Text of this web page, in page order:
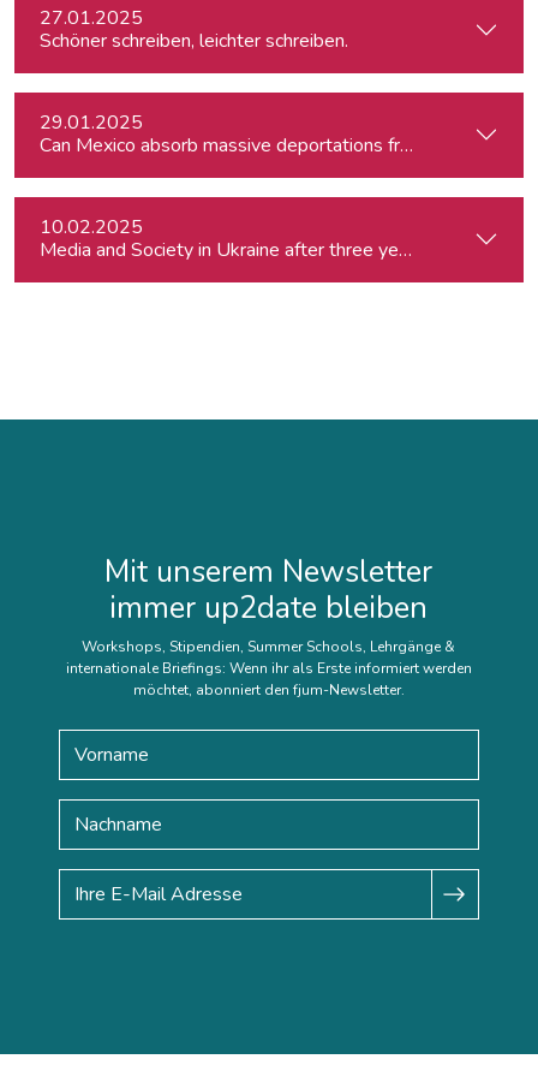
27.01.2025
Schöner schreiben, leichter schreiben.
29.01.2025
Can Mexico absorb massive deportations from the US?
10.02.2025
Media and Society in Ukraine after three years of war.
Mit unserem Newsletter
immer up2date bleiben
Workshops, Stipendien, Summer Schools, Lehrgänge &
internationale Briefings: Wenn ihr als Erste informiert werden
möchtet, abonniert den fjum-Newsletter.